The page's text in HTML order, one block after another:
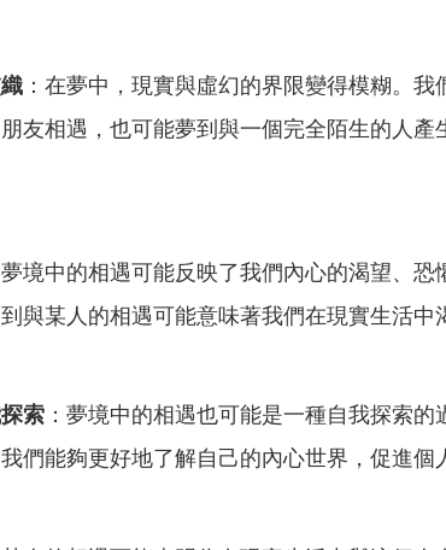
：在夢中，現實與虛幻的界限變得模糊。我
友相遇，也可能夢到與一個完全陌生的人產
夢境中的相遇可能反映了我們內心的渴望、恐
與某人的相遇可能意味著我們在現實生活中
索 ：夢境中的相遇也可能是一種自我探索的
們能夠更好地了解自己的內心世界，促進個